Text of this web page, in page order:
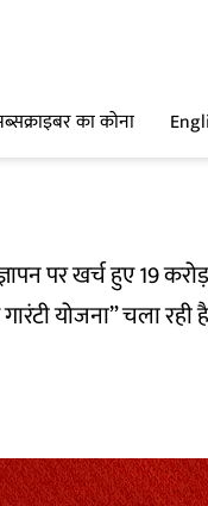
का कोना
पर खर्च हुए 19 करोड़
योजना” चला